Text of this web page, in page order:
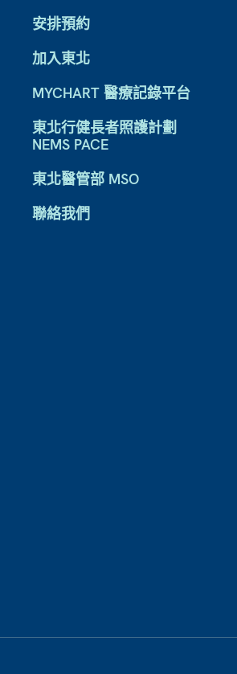
安排預約
加入東北
MYCHART 醫療記錄平台
東北行健長者照護計劃
NEMS PACE
東北醫管部 MSO
聯絡我們